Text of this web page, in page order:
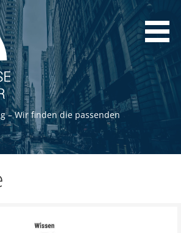
– Wir finden die passenden